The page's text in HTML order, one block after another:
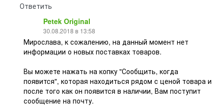
Ответить
Petek Original
30.08.2018 в 13:58
Мирослава, к сожалению, на данный момент нет
информации о новых поставках товаров.
Вы можете нажать на копку "Сообщить, когда
появится", которая находиться рядом с ценой товара и
после того как он появится в наличии, Вам поступит
сообщение на почту.